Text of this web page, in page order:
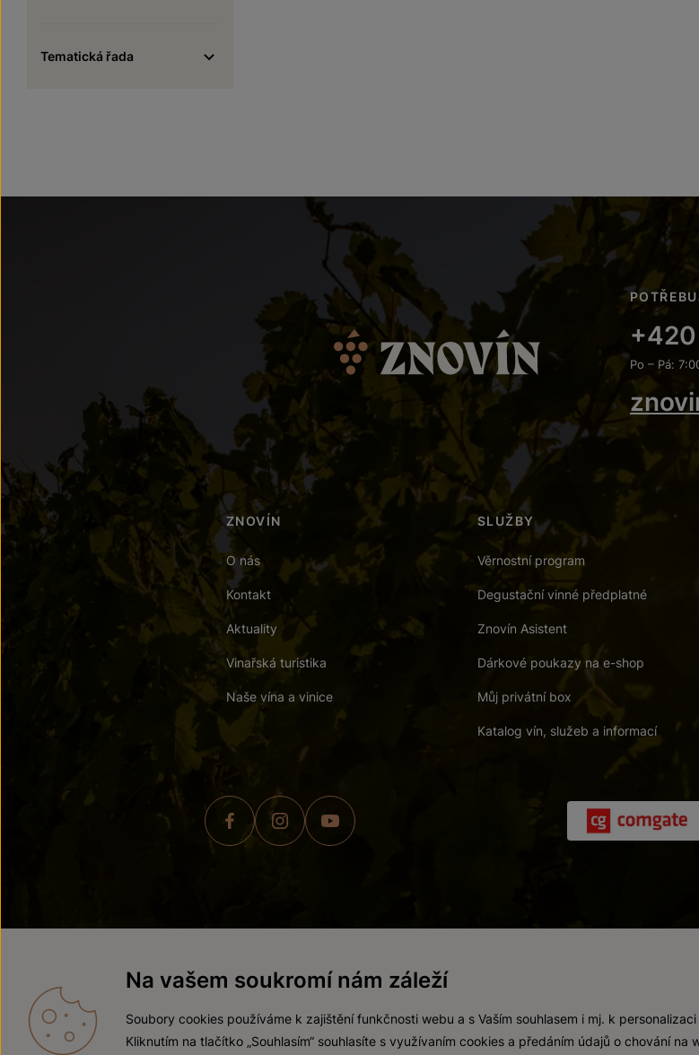
Tematická řada
Po – Pá:
ZNOVÍN
O nás
Kontakt
Aktuality
Vinařská turistika
Naše vína a vinice
SLUŽBY
Věrnostní program
Degustační vinné předplatné
Znovín Asistent
Dárkové poukazy na e-shop
Můj privátní box
Katalog vín, služeb a informací
Zákaz prodeje alkoholických nápojů osobám
Vytvořil webProgress
Na vašem soukromí nám záleží
Soubory cookies používáme k zajištění funkčnosti webu a s Vaším souhlasem i mj. k
Kliknutím na tlačítko „Souhlasím“ souhlasíte s využívaním cookies a předáním údajů o chování